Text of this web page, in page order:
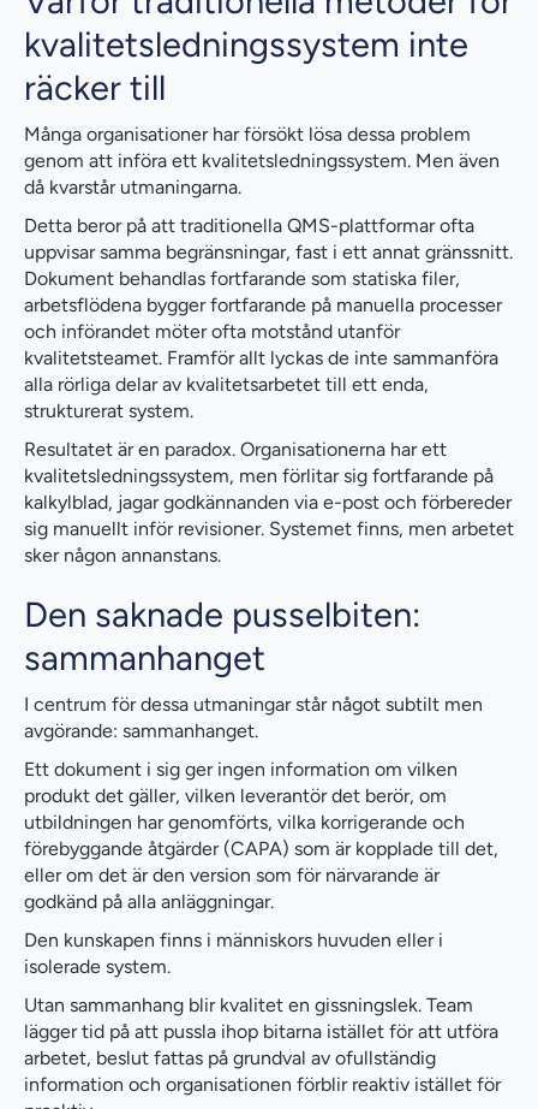
kvalitetsledningssystem inte
räcker till
Många organisationer har försökt lösa dessa problem
genom att införa ett kvalitetsledningssystem. Men även
då kvarstår utmaningarna.
Detta beror på att traditionella QMS-plattformar ofta
uppvisar samma begränsningar, fast i ett annat gränssnitt.
Dokument behandlas fortfarande som statiska filer,
arbetsflödena bygger fortfarande på manuella processer
och införandet möter ofta motstånd utanför
kvalitetsteamet. Framför allt lyckas de inte sammanföra
alla rörliga delar av kvalitetsarbetet till ett enda,
strukturerat system.
Resultatet är en paradox. Organisationerna har ett
kvalitetsledningssystem, men förlitar sig fortfarande på
kalkylblad, jagar godkännanden via e-post och förbereder
sig manuellt inför revisioner. Systemet finns, men arbetet
sker någon annanstans.
Den saknade pusselbiten:
sammanhanget
I centrum för dessa utmaningar står något subtilt men
avgörande: sammanhanget.
Ett dokument i sig ger ingen information om vilken
produkt det gäller, vilken leverantör det berör, om
utbildningen har genomförts, vilka korrigerande och
förebyggande åtgärder (CAPA) som är kopplade till det,
eller om det är den version som för närvarande är
godkänd på alla anläggningar.
Den kunskapen finns i människors huvuden eller i
isolerade system.
Utan sammanhang blir kvalitet en gissningslek. Team
lägger tid på att pussla ihop bitarna istället för att utföra
arbetet, beslut fattas på grundval av ofullständig
information och organisationen förblir reaktiv istället för